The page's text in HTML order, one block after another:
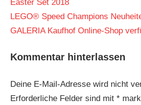
Easter Set 2018
Nächster
Beitrag:
LEGO® Speed Champions
GALERIA Kaufhof Online-Shop
Kommentar hinterlassen
Deine E-Mail-Adresse wird nicht
Erforderliche Felder sind mit*